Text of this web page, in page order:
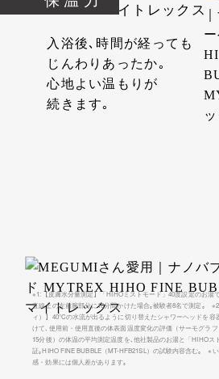
入浴後､時間が経っても
じんわりあったか｡
心地よい温もりが
続きます｡
※1:【皮膚水分量測定】「HIHOミストモード」40度設定のお湯
直線上の左前腕部分に10分間かけた場合｡被験者8名で測定｡
ィ）】40℃の水流が出るように切り替えたシャワーヘッドを容
けて､使用前・使用直後の体表面温度変化の評価（サーモグラ
15分後）の体温の平均測定温度を､他社製品のお湯と「HIHOス
証｡HIHO FINE BUBBLE（MT-HFB21SL）の試験内容含む｡ ※
感・効果には個人差があります｡